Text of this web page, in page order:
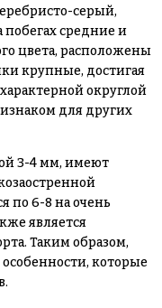
серый,
побегах средние и
цвета, расположены
крупные, достигая
округлой
для других
3-4 мм, имеют
по 6-8 на очень
является
Таким образом,
которые